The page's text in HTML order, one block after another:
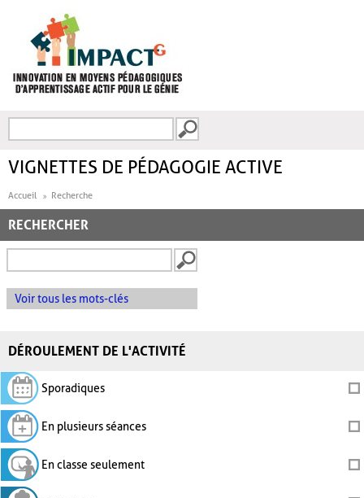
FORMULAIRE DE
VIGNETTES DE PÉDAGOGIE ACTIVE
Accueil Recherche
RECHERCHER
Voir tous les mots-clés
DÉROULEMENT DE L'ACTIVITÉ
Sporadiques
En plusieurs séances
En classe seulement